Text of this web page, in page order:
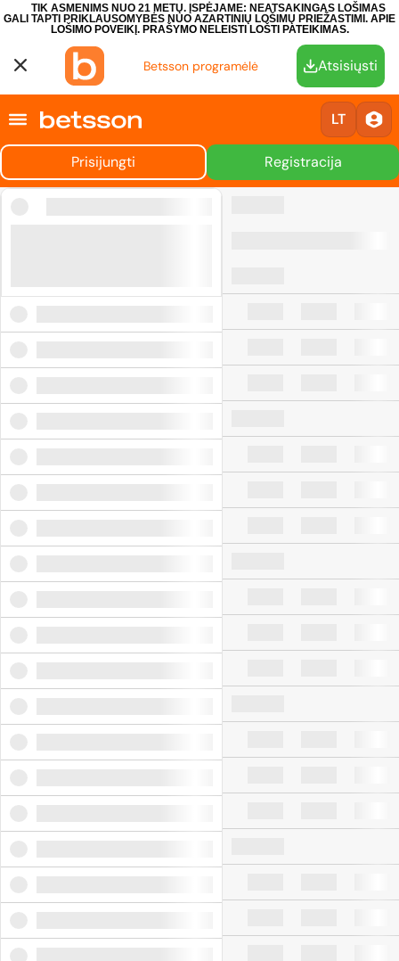
TIK ASMENIMS NUO 21 METŲ. ĮSPĖJAME: NEATSAKINGAS LOŠIMAS
GALI TAPTI PRIKLAUSOMYBĖS NUO AZARTINIŲ LOŠIMŲ PRIEŽASTIMI. APIE
LOŠIMO POVEIKĮ. PRAŠYMO NELEISTI LOŠTI PATEIKIMAS.
Betsson programėlė Atsisiųsti
LT
Prisijungti Registracija